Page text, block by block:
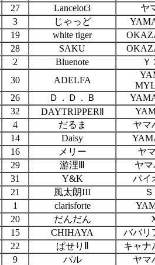
27 Lancelot3
ヤ
3 じゃっど
19 white tiger
28 SAKU
2 Bluenote
Ｙ
30 ADELFA
26 Ｄ．Ｄ．Ｂ
32 DAYTRIPPERⅡ
4 だるま
ヤマ
14 Daisy
16 メリー
ヤ
29 游浬Ⅲ
ヤ
31 Y&K
パイ
21 風太朗III
1 clarisforte
20 だんだん
15 CHIHAYA
ババリ
22 ぱせりⅡ
キャナ
9 パル
ヤマ